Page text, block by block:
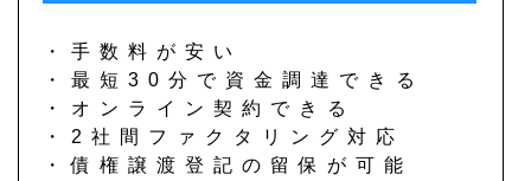
・手数料が安い
・最短30分で資金調達できる
・オンライン契約できる
・2社間ファクタリング対応
・債権譲渡登記の留保が可能